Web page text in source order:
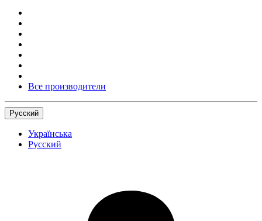
Все производители
Русский
Українська
Русский